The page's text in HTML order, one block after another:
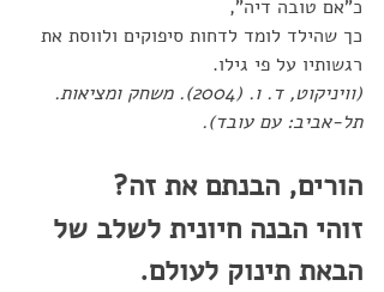
כ"אם טובה דיה",
כך שהילד לומד לדחות סיפוקים ולווסת את
רגשותיו על פי גילו.
(וויניקוט, ד. ו. (2004). משחק ומציאות.
תל-אביב: עם עובד).
הורים, הבנתם את זה?
זוהי הבנה חיונית לשלב של
הבאת תינוק לעולם.